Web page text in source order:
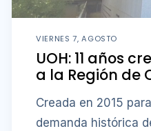
VIERNES 7, AGOSTO
UOH: 11 años
a la Región de
Creada en 2015
demanda histórica